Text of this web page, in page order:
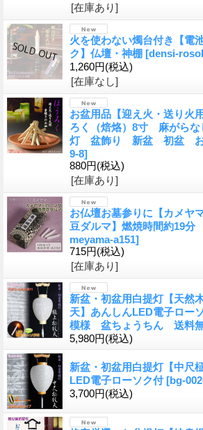
[在庫あり]
火を使わない燭台付き【電
ク】仏壇・神棚 [densi-
1,260円(税込)
[在庫なし]
お盆用品【迎え火・送り火
ろく（焙烙）8寸 麻がら
灯 盆飾り 新盆 初盆
9-8]
880円(税込)
[在庫あり]
お仏壇お墓参りに【カメヤ
豆ダルマ】燃焼時間約19
meyama-a151]
715円(税込)
[在庫あり]
新盆・初盆用白提灯【天然
天】あんしんLED電子ロ
模様 盆ちょうちん 送料
5,980円(税込)
新盆・初盆用白提灯【中尺
LED電子ローソク付[bg-
3,700円(税込)